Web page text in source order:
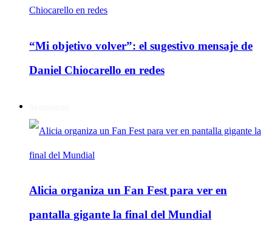
“Mi objetivo volver”: el sugestivo mensaje de
Daniel Chiocarello en redes
Alicia organiza un Fan Fest para ver en
pantalla gigante la final del Mundial